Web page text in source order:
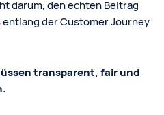
darum, den echten Beitrag
der Customer Journey
transparent, fair und